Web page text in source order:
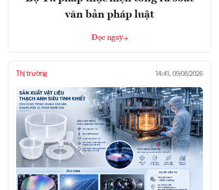
văn bản pháp luật
Đọc ngay
Thị trường 14:41, 09/08/2026